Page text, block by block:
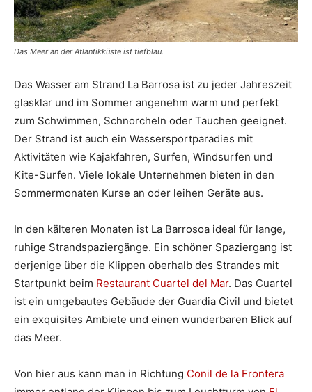
Das Meer an der Atlantikküste ist tiefblau.
Das Wasser am Strand La Barrosa ist zu jeder Jahreszeit
glasklar und im Sommer angenehm warm und perfekt
zum Schwimmen, Schnorcheln oder Tauchen geeignet.
Der Strand ist auch ein Wassersportparadies mit
Aktivitäten wie Kajakfahren, Surfen, Windsurfen und
Kite-Surfen. Viele lokale Unternehmen bieten in den
Sommermonaten Kurse an oder leihen Geräte aus.
In den kälteren Monaten ist La Barrosoa ideal für lange,
ruhige Strandspaziergänge. Ein schöner Spaziergang ist
derjenige über die Klippen oberhalb des Strandes mit
Startpunkt beim Restaurant Cuartel del Mar. Das Cuartel
ist ein umgebautes Gebäude der Guardia Civil und bietet
ein exquisites Ambiete und einen wunderbaren Blick auf
das Meer.
Von hier aus kann man in Richtung Conil de la Frontera